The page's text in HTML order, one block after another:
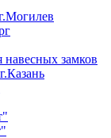
замков